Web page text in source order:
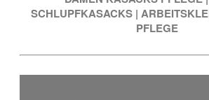
SCHLUPFKASACKS |
PFLEGE